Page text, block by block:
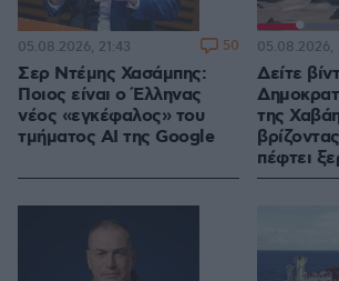
Σερ Ντέμης Χασάμπης:
Ποιος είναι ο Έλληνας
νέος «εγκέφαλος» του
τμήματος AI της Google
05.08.2026, 21:43 50
Δείτε
της
πέφτει
05.08.2026,